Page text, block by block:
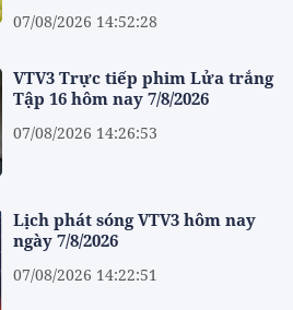
07/08/2026 14:52:28
VTV3 Trực tiếp phim Lửa trắng
Tập 16 hôm nay 7/8/2026
07/08/2026 14:26:53
Lịch phát sóng VTV3 hôm nay
ngày 7/8/2026
07/08/2026 14:22:51